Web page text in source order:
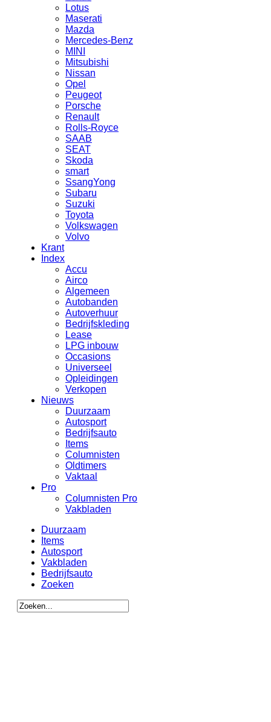
Lotus
Maserati
Mazda
Mercedes-Benz
MINI
Mitsubishi
Nissan
Opel
Peugeot
Porsche
Renault
Rolls-Royce
SAAB
SEAT
Skoda
smart
SsangYong
Subaru
Suzuki
Toyota
Volkswagen
Volvo
Krant
Index
Accu
Airco
Algemeen
Autobanden
Autoverhuur
Bedrijfskleding
Lease
LPG inbouw
Occasions
Universeel
Opleidingen
Verkopen
Nieuws
Duurzaam
Autosport
Bedrijfsauto
Items
Columnisten
Oldtimers
Vaktaal
Pro
Columnisten Pro
Vakbladen
Duurzaam
Items
Autosport
Vakbladen
Bedrijfsauto
Zoeken